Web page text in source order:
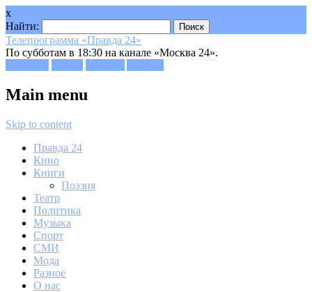
x
Найти:
Телепрограмма «Правда 24»
По субботам в 18:30 на канале «Москва 24».
Main menu
Skip to content
Правда 24
Кино
Книги
Поэзия
Театр
Политика
Музыка
Спорт
СМИ
Мода
Разное
О нас